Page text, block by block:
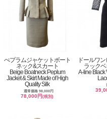
ぺプラムジャケットボート
ネック&スカート
Beige Boatneck Peplum
Jacket & Skirt Made of High
Quality Silk
通常価格 98,000円
78,000円(税別)
ドールワ
ラック
A-line Black